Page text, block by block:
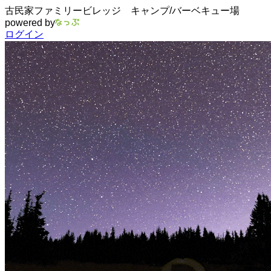
古民家ファミリービレッジ キャンプ/バーベキュー場
powered by
ログイン